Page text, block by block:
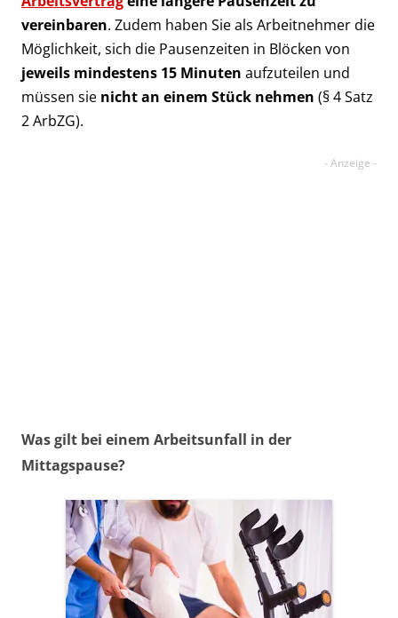
vereinbaren. Zudem haben Sie als Arbeitnehmer die
Möglichkeit, sich die Pausenzeiten in Blöcken von
jeweils mindestens 15 Minuten aufzuteilen und
müssen sie nicht an einem Stück nehmen (§ 4 Satz
2 ArbZG).
Was gilt bei einem Arbeitsunfall in der
Mittagspause?